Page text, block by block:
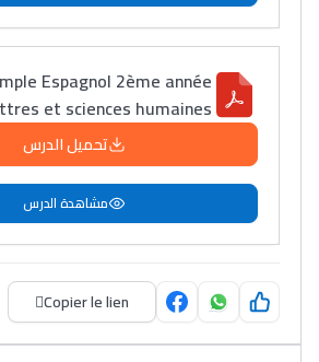
باش تقدر تساعد الناس
يلقاو التوازن من الدّاخل
ومن الخارج، بشرى
أمسكين بنات مسارها
خطوة بخطوة - مترجم
القراية و الخدمة فمجال
تقويم البصر مع المختصّة
مريم الزواكي
مسار عبد العزيز فتيشي،
المبدع فمجال الديكور و
Espagnol 2ème année
et sciences humaines
تحميل الدرس
مشاهدة الدرس
Copier le lien